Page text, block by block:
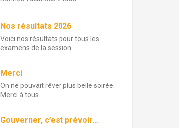
Nos résultats 2026
Voici nos résultats pour tous les
examens de la session …
Merci
On ne pouvait rêver plus belle soirée.
Merci à tous …
Gouverner, c’est prévoir…